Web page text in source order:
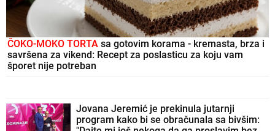
ČOKO-MOKO TORTA sa gotovim korama - kremasta, brza i
savršena za vikend: Recept za poslasticu za koju vam
šporet nije potreban
Jovana Jeremić je prekinula jutarnji
program kako bi se obračunala sa bivšim: